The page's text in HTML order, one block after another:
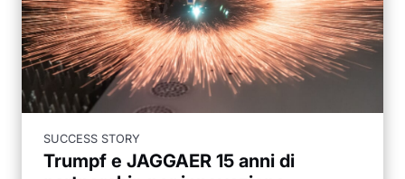
SUCCESS STORY
Trumpf e JAGGAER 15 anni di